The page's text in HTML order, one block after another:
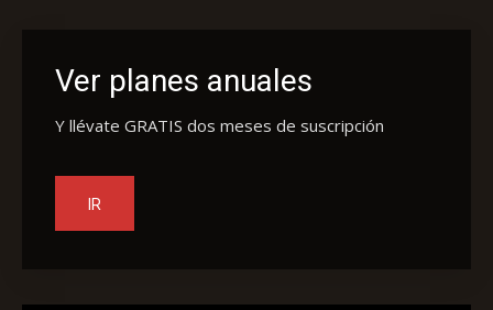
Ver planes anuales
Y llévate GRATIS dos meses de suscripción
IR